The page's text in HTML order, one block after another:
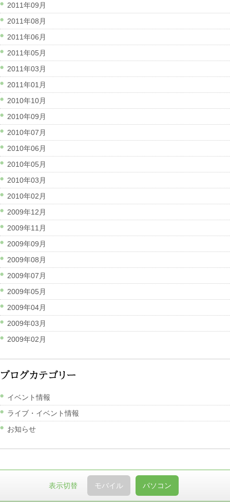
2011年09月
2011年08月
2011年06月
2011年05月
2011年03月
2011年01月
2010年10月
2010年09月
2010年07月
2010年06月
2010年05月
2010年03月
2010年02月
2009年12月
2009年11月
2009年09月
2009年08月
2009年07月
2009年05月
2009年04月
2009年03月
2009年02月
イベント情報
ライブ・イベント情報
お知らせ
表示切替 モバイル パソコン